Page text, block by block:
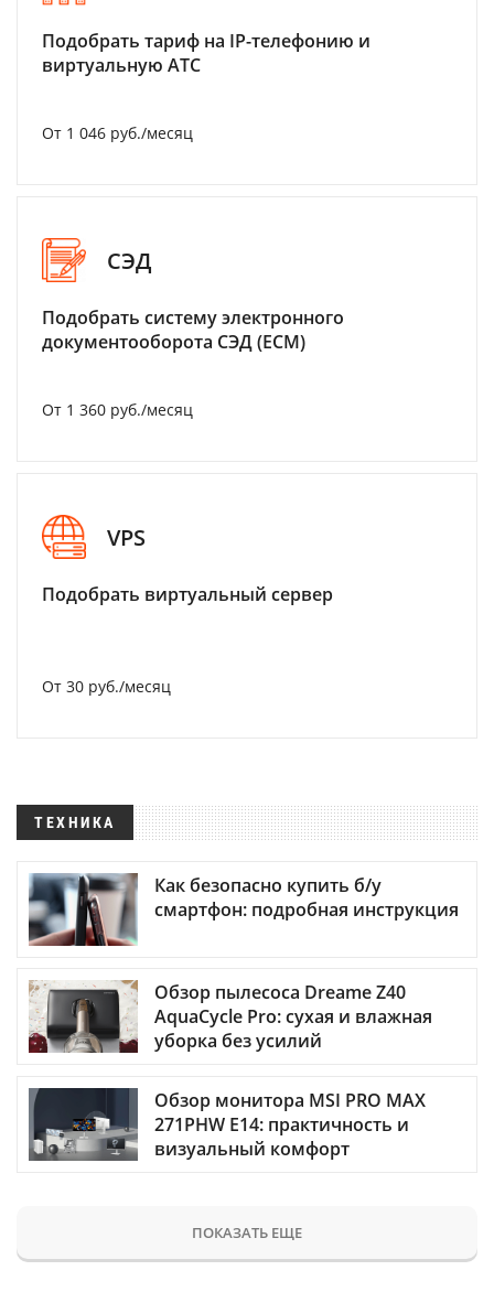
Подобрать тариф на IP-телефонию и
виртуальную АТС
От 1 046 руб./месяц
СЭД
Подобрать систему электронного
документооборота СЭД (ECM)
От 1 360 руб./месяц
VPS
Подобрать виртуальный сервер
От 30 руб./месяц
ТЕХНИКА
Как безопасно купить б/у
смартфон: подробная инструкция
Обзор пылесоса Dreame Z40
AquaCycle Pro: сухая и влажная
уборка без усилий
Обзор монитора MSI PRO MAX
271PHW E14: практичность и
визуальный комфорт
ПОКАЗАТЬ ЕЩЕ